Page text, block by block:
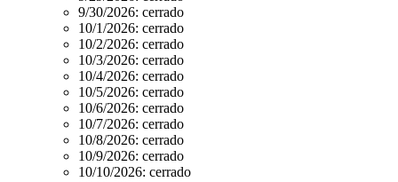
9/30/2026: cerrado
10/1/2026: cerrado
10/2/2026: cerrado
10/3/2026: cerrado
10/4/2026: cerrado
10/5/2026: cerrado
10/6/2026: cerrado
10/7/2026: cerrado
10/8/2026: cerrado
10/9/2026: cerrado
10/10/2026: cerrado